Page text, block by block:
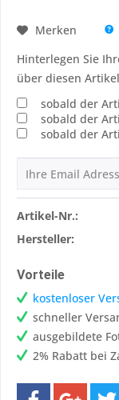
Merken
Hinterlegen Sie
über diesen
sobald der
sobald der
sobald der
Artikel-Nr.:
Hersteller:
Vorteile
kostenloser
schneller
ausgebildete
2% Rabatt bei